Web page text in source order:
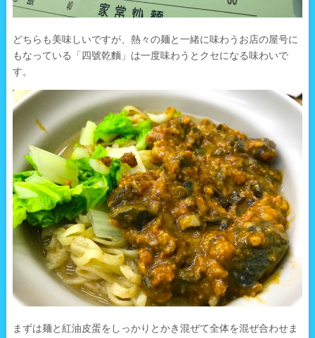
どちらも美味しいですが、熱々の麺と一緒に味わうお店の屋号に
もなっている「四號乾麵」は一度味わうとクセになる味わいで
す。
まずは麺と紅油皮蛋をしっかりとかき混ぜて全体を混ぜ合わせま